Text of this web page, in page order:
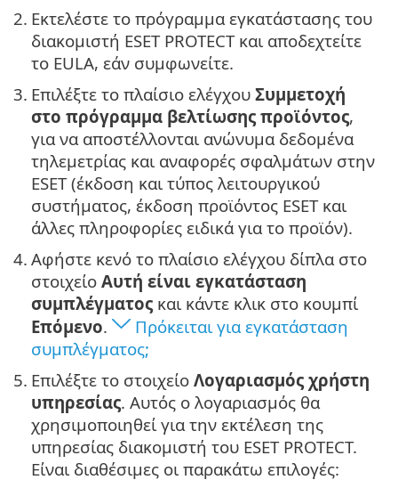
2. Εκτελέστε το πρόγραμμα εγκατάστασης του
διακομιστή ESET PROTECT και αποδεχτείτε
το EULA, εάν συμφωνείτε.
3. Επιλέξτε το πλαίσιο ελέγχου Συμμετοχή
στο πρόγραμμα βελτίωσης προϊόντος,
για να αποστέλλονται ανώνυμα δεδομένα
τηλεμετρίας και αναφορές σφαλμάτων στην
ESET (έκδοση και τύπος λειτουργικού
συστήματος, έκδοση προϊόντος ESET και
άλλες πληροφορίες ειδικά για το προϊόν).
4. Αφήστε κενό το πλαίσιο ελέγχου δίπλα στο
στοιχείο Αυτή είναι εγκατάσταση
συμπλέγματος και κάντε κλικ στο κουμπί
Επόμενο.
Πρόκειται για εγκατάσταση
συμπλέγματος;
5. Επιλέξτε το στοιχείο Λογαριασμός χρήστη
υπηρεσίας. Αυτός ο λογαριασμός θα
χρησιμοποιηθεί για την εκτέλεση της
υπηρεσίας διακομιστή του ESET PROTECT.
Είναι διαθέσιμες οι παρακάτω επιλογές: